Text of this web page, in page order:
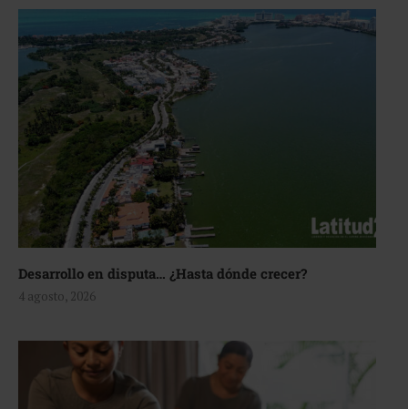
Desarrollo en disputa… ¿Hasta dónde crecer?
4 agosto, 2026